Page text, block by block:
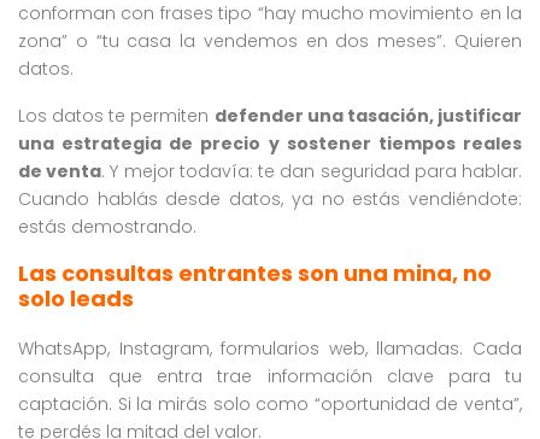
conforman con frases tipo “hay mucho movimiento en la
zona” o “tu casa la vendemos en dos meses”. Quieren
datos.
Los datos te permiten defender una tasación, justificar
una estrategia de precio y sostener tiempos reales
de venta. Y mejor todavía: te dan seguridad para hablar.
Cuando hablás desde datos, ya no estás vendiéndote:
estás demostrando.
Las consultas entrantes son una mina, no
solo leads
WhatsApp, Instagram, formularios web, llamadas. Cada
consulta que entra trae información clave para tu
captación. Si la mirás solo como “oportunidad de venta”,
te perdés la mitad del valor.